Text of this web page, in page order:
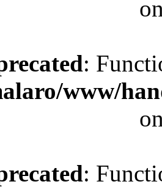
:
www/
: